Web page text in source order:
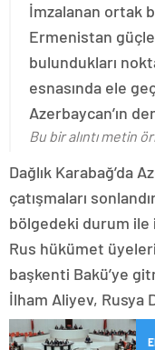
İmzalanan ortak
Ermenistan
bulundukları
esnasında ele
Azerbaycan’ın
Bu bir alıntı metin
Dağlık Karabağ’da
çatışmaları
bölgedeki durum
Rus hükümet
başkenti Bakü’ye
İlham Aliyev, Rusya